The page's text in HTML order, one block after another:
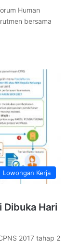
Human
bersama
Lowongan Kerja
Dibuka Hari
2017 tahap 2